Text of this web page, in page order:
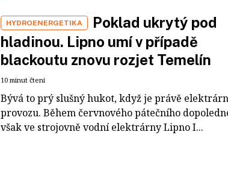
HYDROENERGETIKA
Poklad ukrytý pod
hladinou. Lipno umí v případě
blackoutu znovu rozjet Temelín
10 minut čtení
Bývá to prý slušný hukot, když je právě
provozu. Během červnového pátečního
však ve strojovně vodní elektrárny Lipno I...